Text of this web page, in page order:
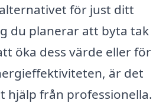
för just ditt
du planerar att byta tak
öka dess värde eller för
är det
hjälp från professionella.